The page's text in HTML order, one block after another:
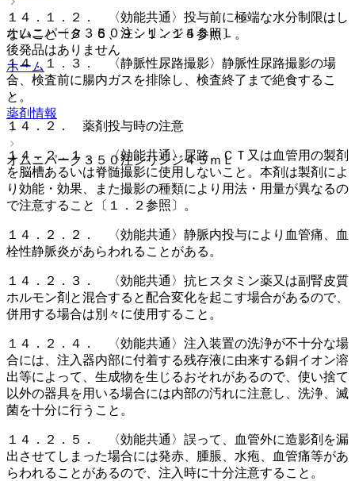
オムニパーク３５０注シリンジ４５ｍＬ
後発品はありません
ホーム
薬剤情報
オムニパーク３５０注シリンジ４５ｍＬ
１４．１．２． 〈効能共通〉投与前に極端な水分制限はし
ないこと〔８．６、９．１．１５参照〕。
１４．１．３． 〈静脈性尿路撮影〉静脈性尿路撮影の場
合、検査前に腸内ガスを排除し、検査終了まで絶食するこ
と。
１４．２． 薬剤投与時の注意
１４．２．１． 〈効能共通〉尿路、ＣＴ又は血管用の製剤
を脳槽あるいは脊髄撮影に使用しないこと。本剤は製剤によ
り効能・効果、また撮影の種類により用法・用量が異なるの
で注意すること〔１．２参照〕。
１４．２．２． 〈効能共通〉静脈内投与により血管痛、血
栓性静脈炎があらわれることがある。
１４．２．３． 〈効能共通〉抗ヒスタミン薬又は副腎皮質
ホルモン剤と混合すると配合変化を起こす場合があるので、
併用する場合は別々に使用すること。
１４．２．４． 〈効能共通〉注入装置の洗浄が不十分な場
合には、注入器内部に付着する残存液に由来する銅イオン溶
出等によって、生成物を生じるおそれがあるので、使い捨て
以外の器具を用いる場合には内部の汚れに注意し、洗浄、滅
菌を十分に行うこと。
１４．２．５． 〈効能共通〉誤って、血管外に造影剤を漏
出させてしまった場合には発赤、腫脹、水疱、血管痛等があ
らわれることがあるので、注入時に十分注意すること。